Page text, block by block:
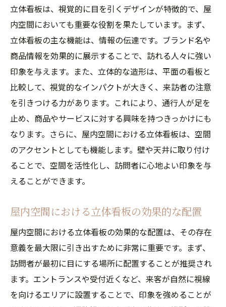
立体看板が生み出す印象的なビジュアル効
果
多様な素材を用いた立体看板の新しい表現
デジタル技術と立体看板の融合
立体看板で空間を彩る方法
視覚的要素と音響効果の組み合わせ
立体看板を使ったインタラクティブな空間
作り
立体看板の独特なデザインで屋内を活性化
デザインの重要性：立体看板で空間を活気
づける
顧客体験を向上させる立体看板のデザイン
アイデア
立体看板のデザインプロセス：コンセプト
から完成まで
個性を表現する立体看板のオーダーメイド
デザイン
立体看板は、視覚的に目を引くデザインが特徴的で、屋
内空間においても重要な役割を果たしています。まず、
立体看板の主な機能は、情報の伝達です。ブランド名や
商品情報を効果的に展示することで、訪れる人々に強い
印象を与えます。また、立体的な造形は、平面の看板と
比較して、視覚的なインパクトが大きく、来訪者の注意
を引きつける力があります。これにより、通行人が足を
止め、商品やサービスに対する興味を持つきっかけにも
なります。さらに、屋内空間における立体看板は、空間
のアクセントとしても機能します。壁や天井に取り付け
ることで、空間を活性化し、訪問者に心地よい印象を与
えることができます。
屋内空間における立体看板の効果的な配置
屋内空間における立体看板の効果的な配置は、その存在
意義を最大限に引き出すために非常に重要です。まず、
訪問者が最初に目にする場所に配置することが推奨され
ます。エントランスや受付近くなど、来客が自然に視線
を向けるエリアに設置することで、印象を強めることが